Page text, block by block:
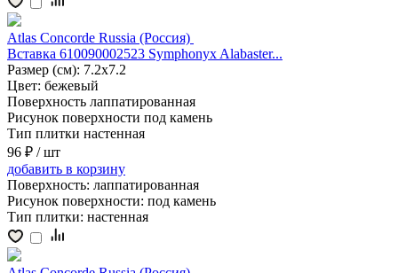
Atlas Concorde Russia (Россия)
Вставка 610090002523 Symphonyx Alabaster...
Размер (см): 7.2x7.2
Цвет: бежевый
Поверхность лаппатированная
Рисунок поверхности под камень
Тип плитки настенная
96 ₽ / шт
добавить в корзину
Поверхность: лаппатированная
Рисунок поверхности: под камень
Тип плитки: настенная